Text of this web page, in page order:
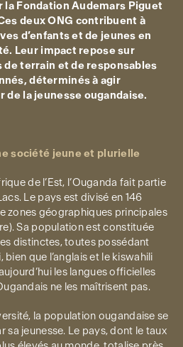
la Fondation Audemars Piguet
deux ONG contribuent à
d’enfants et de jeunes en
Leur impact repose sur
de terrain et de responsables
déterminés à agir
de la jeunesse ougandaise.
société jeune et plurielle
de l’Est, l’Ouganda fait partie
Le pays est divisé en 146
zones géographiques principales
Sa population est constituée
distinctes, toutes possédant
bien que l’anglais et le kiswahili
les langues officielles
ne les maîtrisent pas.
la population ougandaise se
sa jeunesse. Le pays, dont le taux